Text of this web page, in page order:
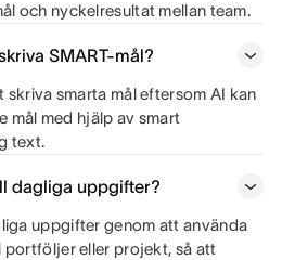
och nyckelresultat mellan team.
SMART-mål?
skriva smarta mål eftersom AI kan
mål med hjälp av smart
text.
dagliga uppgifter?
uppgifter genom att använda
portföljer eller projekt, så att